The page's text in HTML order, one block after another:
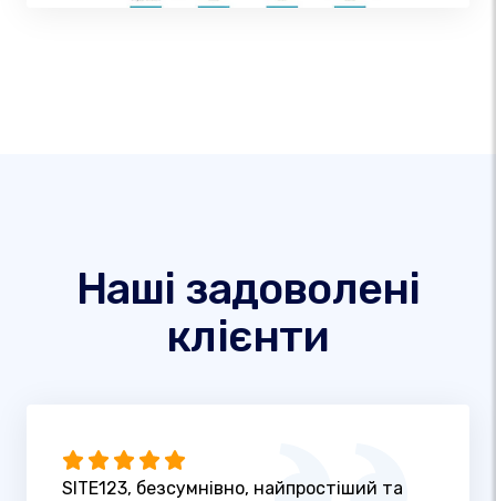
Наші задоволені
клієнти
SITE123, безсумнівно, найпростіший та